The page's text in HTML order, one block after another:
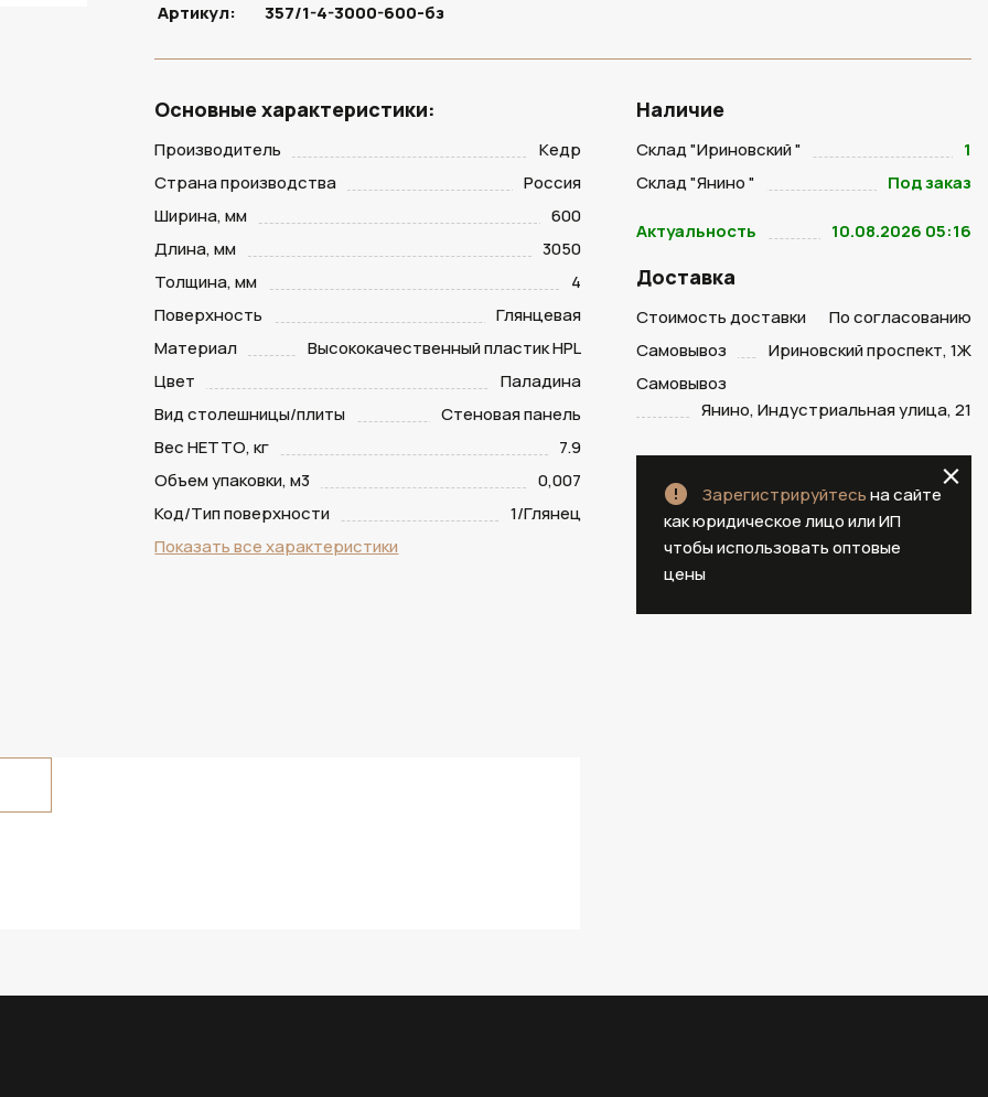
Артикул:
357/1-4-3000-600-бз
Основные характеристики:
Производитель
Кедр
Страна производства
Россия
Ширина, мм
600
Длина, мм
3050
Толщина, мм
4
Поверхность
Глянцевая
Материал
Высококачественный пластик HPL
Цвет
Паладина
Вид столешницы/плиты
Стеновая панель
Вес НЕТТО, кг
7.9
Объем упаковки, м3
0,007
Код/Тип поверхности
1/Глянец
Показать все характеристики
Наличие
Склад "Ириновский "
1
Склад "Янино "
Под заказ
Актуальность 10.08.2026 05:16
Доставка
Стоимость доставки
По согласованию
Самовывоз
Ириновский проспект, 1Ж
Самовывоз
Янино, Индустриальная улица, 21
Зарегистрируйтесьна сайте
как юридическое лицо или ИП
чтобы использовать оптовые
цены